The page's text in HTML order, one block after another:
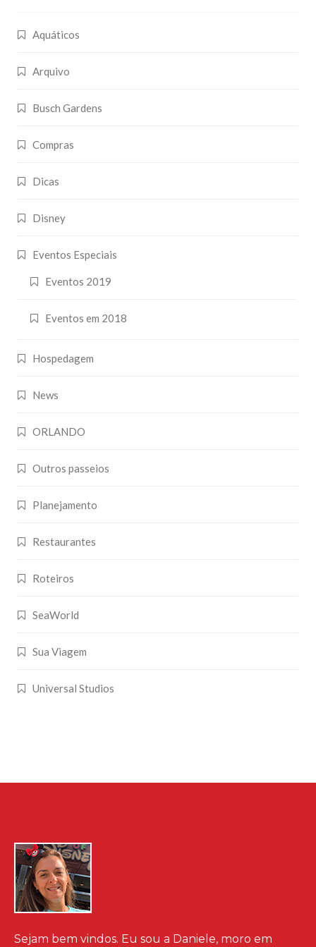
Aquáticos
Arquivo
Busch Gardens
Compras
Dicas
Disney
Eventos Especiais
Eventos 2019
Eventos em 2018
Hospedagem
News
ORLANDO
Outros passeios
Planejamento
Restaurantes
Roteiros
SeaWorld
Sua Viagem
Universal Studios
Sejam bem vindos. Eu sou a Daniele, moro em